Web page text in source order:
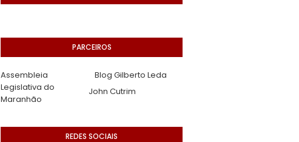
PARCEIROS
Assembleia
Legislativa do
Maranhão
Blog Gilberto Leda
John Cutrim
REDES SOCIAIS